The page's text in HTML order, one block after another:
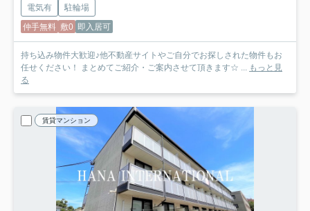
電気有
駐輪場
仲手無料 敷0 即入居可
持ち込み物件大歓迎♪他不動産サイトやご自分でお探しされた物件もお
任せください！ まとめてご紹介・ご案内させて頂きます☆ ... もっと見
る
賃貸マンション